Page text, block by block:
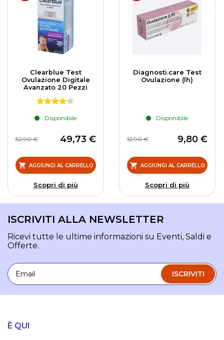
Clearblue Test
Ovulazione Digitale
Avanzato 20 Pezzi
Disponibile
49,73 €
52,90 €
AGGIUNGI AL CARRELLO
Scopri di più
Diagnosti.care Test
Ovulazione (lh)
Disponibile
9,80 €
12,90 €
AGGIUNGI AL CARRELLO
Scopri di più
ISCRIVITI ALLA NEWSLETTER
Ricevi tutte le ultime informazioni su Eventi, Saldi e
Offerte.
Email
ISCRIVITI
È QUI